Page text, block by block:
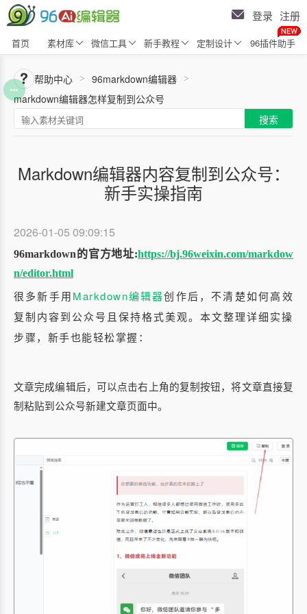
首页 素材库 微信工具 新手教程 定制设计 96插件助手
登录 注册
帮助中心 > 96markdown编辑器 >
markdown编辑器怎样复制到公众号
搜索
Markdown编辑器内容复制到公众号：
新手实操指南
2026-01-05 09:09:15
96markdown的官方地址:https://bj.96weixin.com/markdow
n/editor.html
很多新手用Markdown编辑器创作后，不清楚如何高效
复制内容到公众号且保持格式美观。本文整理详细实操
步骤，新手也能轻松掌握：
文章完成编辑后，可以点击右上角的复制按钮，将文章直接复
制粘贴到公众号新建文章页面中。